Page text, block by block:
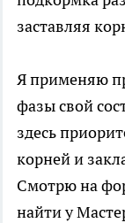
заставляя
Я применяю
фазы свой
здесь
корней и
Смотрю на
найти у